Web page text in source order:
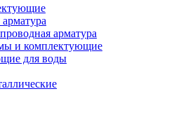
арматура
и комплектующие
для воды